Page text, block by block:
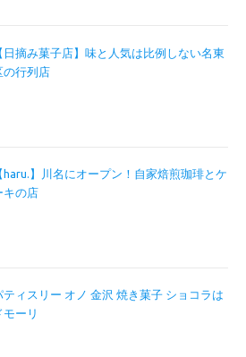
日摘み菓子店】味と人気は比例しない名東
の行列店
haru.】川名にオープン！自家焙煎珈琲とケ
キの店
ティスリー オノ 金沢 焼き菓子 ショコラは
モーリ